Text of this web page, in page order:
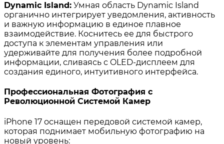
Dynamic Island: Умная область Dynamic Island
органично интегрирует уведомления, активность
и важную информацию в единое плавное
взаимодействие. Коснитесь ее для быстрого
доступа к элементам управления или
удерживайте для получения более подробной
информации, сливаясь с OLED-дисплеем для
создания единого, интуитивного интерфейса.
Профессиональная Фотография с
Революционной Системой Камер
iPhone 17 оснащен передовой системой камер,
которая поднимает мобильную фотографию на
новый уровень: